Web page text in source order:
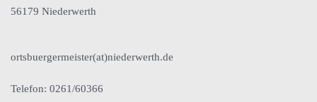
56179 Niederwerth
ortsbuergermeister(at)niederwerth.de
Telefon: 0261/60366